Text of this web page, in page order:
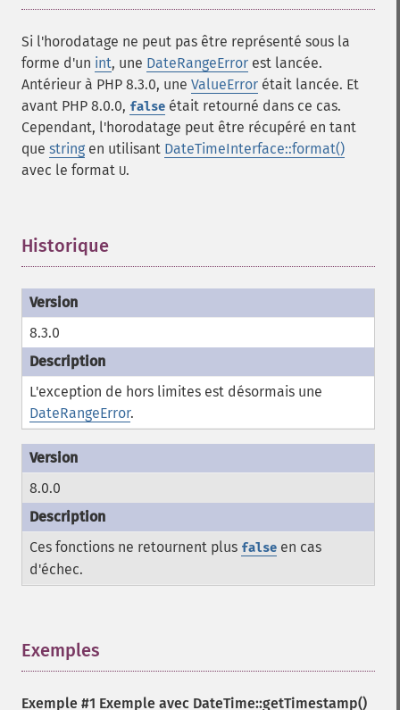
Si l'horodatage ne peut pas être représenté sous la
forme d'un int, une DateRangeError est lancée.
Antérieur à PHP 8.3.0, une ValueError était lancée. Et
avant PHP 8.0.0, false était retourné dans ce cas.
Cependant, l'horodatage peut être récupéré en tant
que string en utilisant DateTimeInterface::format()
avec le format U.
Historique
8.3.0
L'exception de hors limites est désormais une
DateRangeError.
8.0.0
Ces fonctions ne retournent plus false en cas
d'échec.
Exemples
Exemple #1 Exemple avec DateTime::getTimestamp()